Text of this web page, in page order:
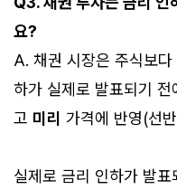
요?
A. 채권 시장은 주식보
하가 실제로 발표되기
고 미리 가격에 반영(선
실제로 금리 인하가 발